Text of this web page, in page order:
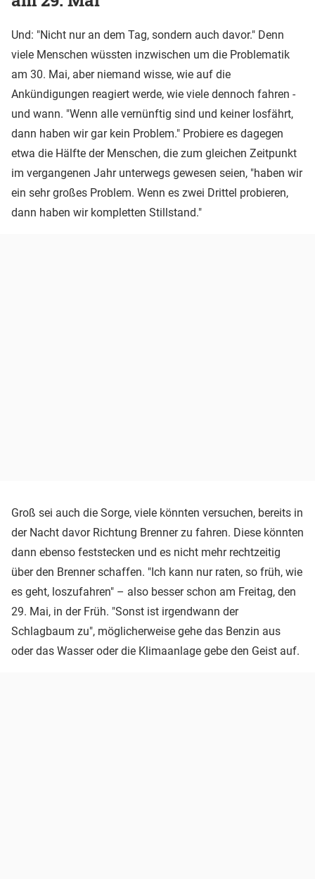
Und: "Nicht nur an dem Tag, sondern auch davor." Denn
viele Menschen wüssten inzwischen um die Problematik
am 30. Mai, aber niemand wisse, wie auf die
Ankündigungen reagiert werde, wie viele dennoch fahren -
und wann. "Wenn alle vernünftig sind und keiner losfährt,
dann haben wir gar kein Problem." Probiere es dagegen
etwa die Hälfte der Menschen, die zum gleichen Zeitpunkt
im vergangenen Jahr unterwegs gewesen seien, "haben wir
ein sehr großes Problem. Wenn es zwei Drittel probieren,
dann haben wir kompletten Stillstand."
Groß sei auch die Sorge, viele könnten versuchen, bereits in
der Nacht davor Richtung Brenner zu fahren. Diese könnten
dann ebenso feststecken und es nicht mehr rechtzeitig
über den Brenner schaffen. "Ich kann nur raten, so früh, wie
es geht, loszufahren" – also besser schon am Freitag, den
29. Mai, in der Früh. "Sonst ist irgendwann der
Schlagbaum zu", möglicherweise gehe das Benzin aus
oder das Wasser oder die Klimaanlage gebe den Geist auf.